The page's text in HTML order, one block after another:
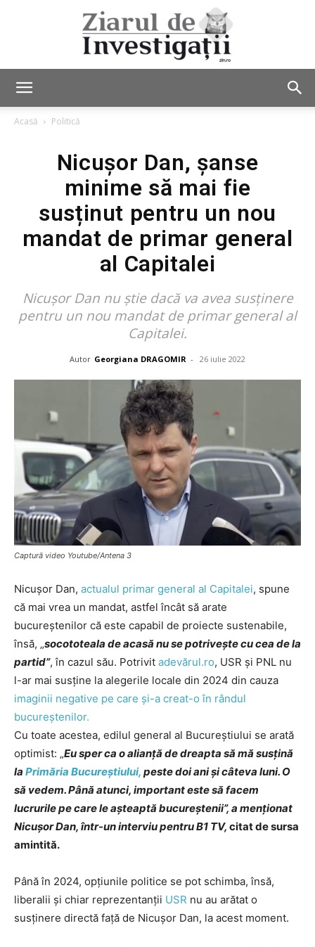
de
Acasă Politică
Nicușor Dan, șanse
minime să mai fie
susținut pentru un nou
mandat de primar general
al Capitalei
Nicușor Dan nu știe dacă va avea susținere
pentru un nou mandat de primar general al
Capitalei.
Autor Georgiana DRAGOMIR - 26 iulie 2022
Captură video Youtube/Antena 3
Nicușor Dan, actualul primar general al Capitalei, spune
că mai vrea un mandat, astfel încât să arate
bucureștenilor că este capabil de proiecte sustenabile,
însă, „socototeala de acasă nu se potrivește cu cea de la
partid”, în cazul său. Potrivit adevărul.ro, USR și PNL nu
l-ar mai susține la alegerile locale din 2024 din cauza
imaginii negative pe care și-a creat-o în rândul
bucureștenilor.
Cu toate acestea, edilul general al Bucureștiului se arată
optimist: „Eu sper ca o alianţă de dreapta să mă susţină
la Primăria Bucureştiului, peste doi ani şi câteva luni. O
să vedem. Până atunci, important este să facem
lucrurile pe care le aşteaptă bucureştenii”, a menționat
Nicuşor Dan, într-un interviu pentru B1 TV, citat de sursa
amintită.
Până în 2024, opțiunile politice se pot schimba, însă,
liberalii și chiar reprezentanții USR nu au arătat o
susținere directă față de Nicușor Dan, la acest moment.